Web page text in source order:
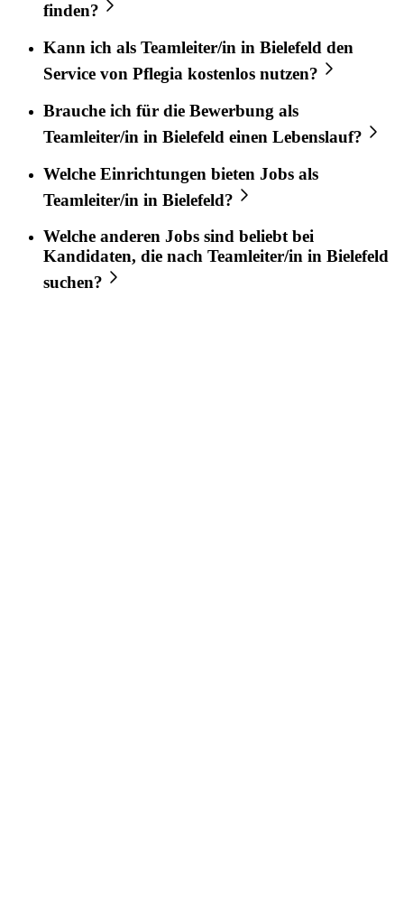
finden?
Kann ich als Teamleiter/in in Bielefeld den
Service von Pflegia kostenlos nutzen?
Brauche ich für die Bewerbung als
Teamleiter/in in Bielefeld einen Lebenslauf?
Welche Einrichtungen bieten Jobs als
Teamleiter/in in Bielefeld?
Welche anderen Jobs sind beliebt bei
Kandidaten, die nach Teamleiter/in in Bielefeld
suchen?